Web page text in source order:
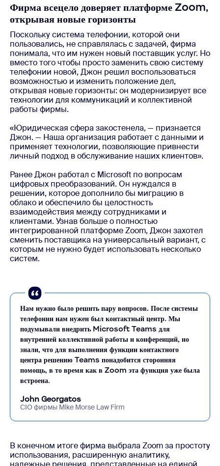
Фирма всецело доверяет платформе Zoom,
открывая новые горизонты
Поскольку система телефонии, которой они
пользовались, не справлялась с задачей, фирма
понимала, что им нужен новый поставщик услуг. Но
вместо того чтобы просто заменить свою систему
телефонии новой, Джон решил воспользоваться
возможностью и изменить положение дел,
открывая новые горизонты: он модернизирует все
технологии для коммуникаций и коллективной
работы фирмы.
«Юридическая сфера закостенела, — признается
Джон. — Наша организация работает с данными и
применяет технологии, позволяющие привнести
личный подход в обслуживание наших клиентов».
Ранее Джон работал с Microsoft по вопросам
цифровых преобразований. Он нуждался в
решении, которое дополнило бы миграцию в
облако и обеспечило бы целостность
взаимодействия между сотрудниками и
клиентами. Узнав больше о полностью
интегрированной платформе Zoom, Джон захотел
сменить поставщика на универсальный вариант, с
которым не нужно будет использовать несколько
систем.
Нам нужно было решить пару вопросов. После системы
телефонии нам нужен был контактный центр. Мы
подумывали внедрить Microsoft Teams для
внутренней коллективной работы и конференций, но
знали, что для выполнения функции контактного
центра решению Teams понадобится сторонняя
помощь, в то время как в Zoom эта функция уже была
встроена.
John Georgatos
CIO фирмы Mike Morse Law Firm
В конечном итоге фирма выбрала Zoom за простоту
использования, расширенную аналитику,